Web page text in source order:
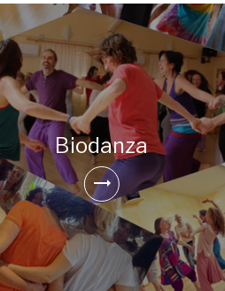
Biodanza